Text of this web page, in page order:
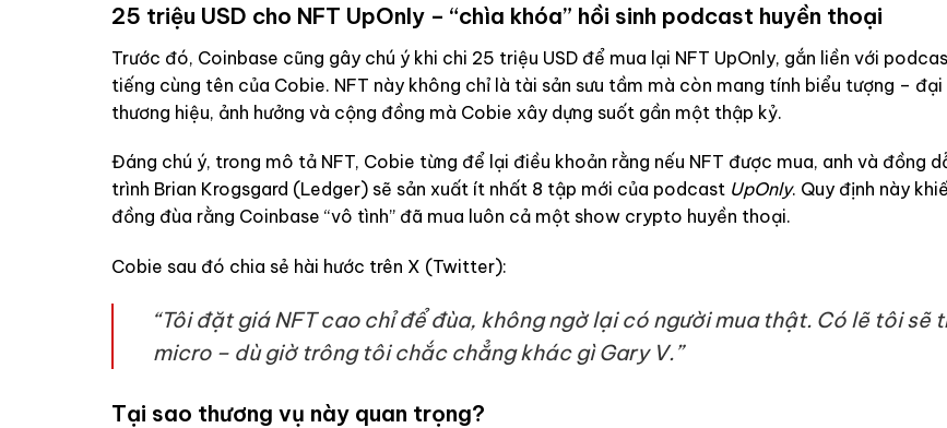
25 triệu USD cho NFT UpOnly – “chìa khóa” hồi sinh podcast huyền thoại
Trước đó, Coinbase cũng gây chú ý khi chi 25 triệu USD để mua lại NFT UpOnly, gắn liền với
tiếng cùng tên của Cobie. NFT này không chỉ là tài sản sưu tầm mà còn mang tính biểu tượng –
thương hiệu, ảnh hưởng và cộng đồng mà Cobie xây dựng suốt gần một thập kỷ.
Đáng chú ý, trong mô tả NFT, Cobie từng để lại điều khoản rằng nếu NFT được mua, anh và đồng
trình Brian Krogsgard (Ledger) sẽ sản xuất ít nhất 8 tập mới của podcast UpOnly. Quy định này
đồng đùa rằng Coinbase “vô tình” đã mua luôn cả một show crypto huyền thoại.
Cobie sau đó chia sẻ hài hước trên X (Twitter):
“Tôi đặt giá NFT cao chỉ để đùa, không ngờ lại có người mua thật. Có lẽ tôi sẽ
micro – dù giờ trông tôi chắc chẳng khác gì Gary V.”
Tại sao thương vụ này quan trọng?